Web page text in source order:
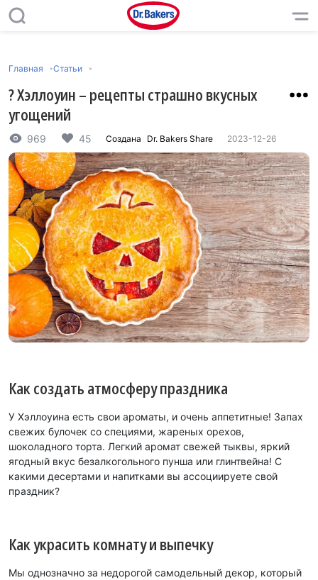
Главная Статьи
? Хэллоуин – рецепты страшно вкусных
угощений
969 45 Создана Dr. Bakers Share 2023-12-26
Как создать атмосферу праздника
У Хэллоуина есть свои ароматы, и очень аппетитные! Запах
свежих булочек со специями, жареных орехов,
шоколадного торта. Легкий аромат свежей тыквы, яркий
ягодный вкус безалкогольного пунша или глинтвейна! С
какими десертами и напитками вы ассоциируете свой
праздник?
Как украсить комнату и выпечку
Мы однозначно за недорогой самодельный декор, который